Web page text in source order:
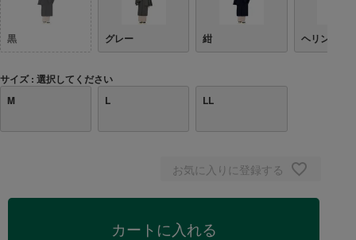
黒 グレー 紺 ヘリンボー
サイズ 選択してください
M
L LL
お気に入りに登録する
カートに入れる